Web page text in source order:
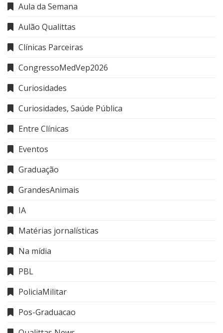
Aula da Semana
Aulão Qualittas
Clínicas Parceiras
CongressoMedVep2026
Curiosidades
Curiosidades, Saúde Pública
Entre Clínicas
Eventos
Graduação
GrandesAnimais
IA
Matérias jornalísticas
Na mídia
PBL
PoliciaMilitar
Pos-Graduacao